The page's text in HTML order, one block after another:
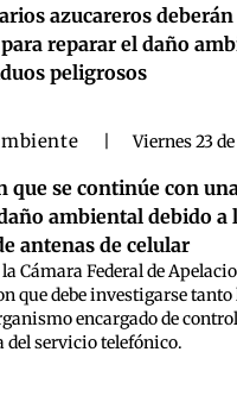
azucareros
reparar el daño
peligrosos
Viernes 23
que se continúe con
ambiental debido a
antenas de celular
Cámara Federal de
que debe investigarse tanto
encargado de
del servicio telefónico.